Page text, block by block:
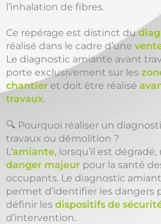
l’inhalation de fibres.
Ce repérage est distinct du
réalisé dans le cadre d’une
Le diagnostic amiante avant
porte exclusivement sur les
chantier et doit être réalisé
travaux.
🔍 Pourquoi réaliser un
travaux ou démolition ?
L’amiante, lorsqu’il est
danger majeur pour la santé
occupants. Le diagnostic
permet d’identifier les dangers
définir les dispositifs de
d’intervention.